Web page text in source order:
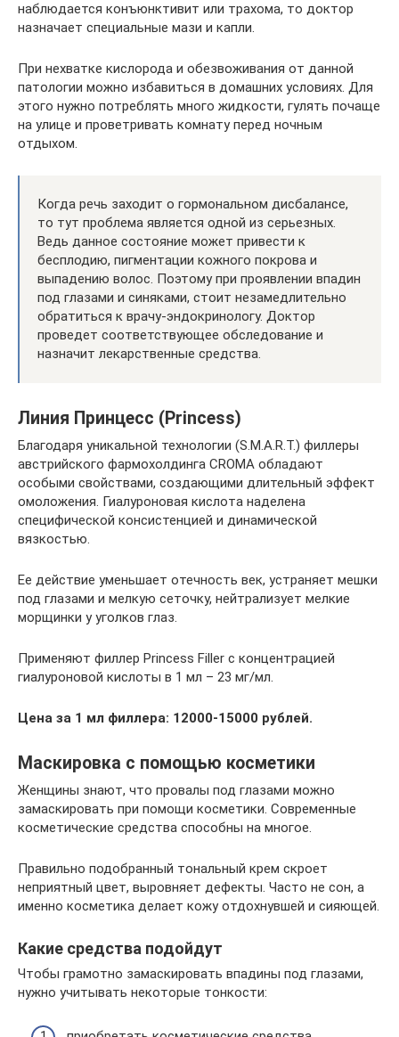
наблюдается конъюнктивит или трахома, то доктор
назначает специальные мази и капли.
При нехватке кислорода и обезвоживания от данной
патологии можно избавиться в домашних условиях. Для
этого нужно потреблять много жидкости, гулять почаще
на улице и проветривать комнату перед ночным
отдыхом.
Когда речь заходит о гормональном дисбалансе,
то тут проблема является одной из серьезных.
Ведь данное состояние может привести к
бесплодию, пигментации кожного покрова и
выпадению волос. Поэтому при проявлении впадин
под глазами и синяками, стоит незамедлительно
обратиться к врачу-эндокринологу. Доктор
проведет соответствующее обследование и
назначит лекарственные средства.
Линия Принцесс (Princess)
Благодаря уникальной технологии (S.M.A.R.T.) филлеры
австрийского фармохолдинга CROMA обладают
особыми свойствами, создающими длительный эффект
омоложения. Гиалуроновая кислота наделена
специфической консистенцией и динамической
вязкостью.
Ее действие уменьшает отечность век, устраняет мешки
под глазами и мелкую сеточку, нейтрализует мелкие
морщинки у уголков глаз.
Применяют филлер Princess Filler с концентрацией
гиалуроновой кислоты в 1 мл – 23 мг/мл.
Цена за 1 мл филлера: 12000-15000 рублей.
Маскировка с помощью косметики
Женщины знают, что провалы под глазами можно
замаскировать при помощи косметики. Современные
косметические средства способны на многое.
Правильно подобранный тональный крем скроет
неприятный цвет, выровняет дефекты. Часто не сон, а
именно косметика делает кожу отдохнувшей и сияющей.
Какие средства подойдут
Чтобы грамотно замаскировать впадины под глазами,
нужно учитывать некоторые тонкости: